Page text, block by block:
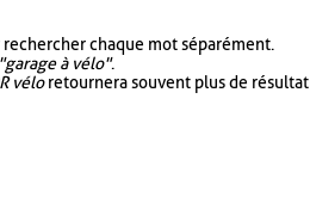
chaque mot séparément.
"garage à vélo".
véloretournera souvent plus de résultat